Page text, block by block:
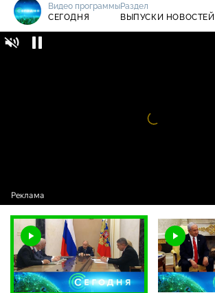
Видео программы
СЕГОДНЯ
Раздел
ВЫПУСКИ НОВОСТЕЙ
Видео
проигрыватель